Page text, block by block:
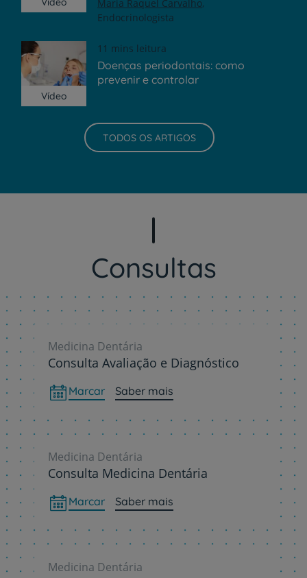
Maria Raquel Carvalho
Endocrinologista
Vídeo
11 mins leitura
Doenças periodontais: como
prevenir e controlar
TODOS OS ARTIGOS
Consultas
Medicina Dentária
Consulta Avaliação e Diagnóstico
Marcar Saber mais
Medicina Dentária
Consulta Medicina Dentária
Marcar Saber mais
Medicina Dentária